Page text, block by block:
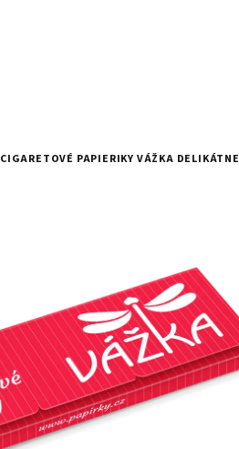
CIGARETOVÉ PAPIERIKY VÁŽKA DELIKÁTNE